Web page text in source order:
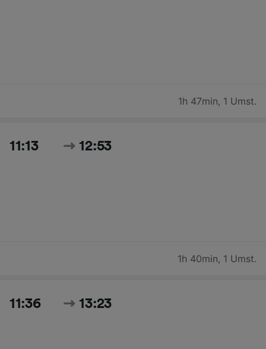
1h 47min, 1 Umst.
11:13 12:53
1h 40min, 1 Umst.
11:36 13:23